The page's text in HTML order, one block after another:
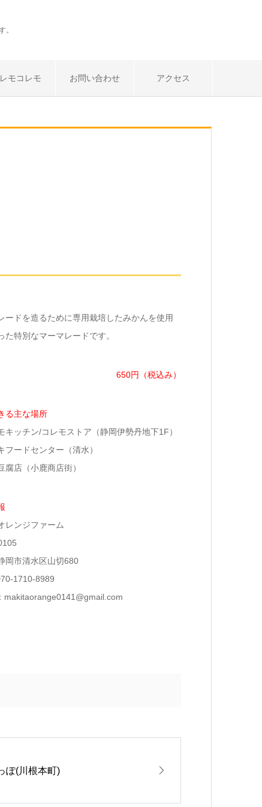
。
モコレモ お問い合わせ アクセス
ードを造るために専用栽培したみかんを使用
た特別なマーマレードです。
650円（税込み）
る主な場所
キッチン/コレモストア（静岡伊勢丹地下1F）
フードセンター（清水）
腐店（小鹿商店街）
レンジファーム
岡市清水区山切680
1710-8989
makitaorange0141@gmail.com
ぽ(川根本町)